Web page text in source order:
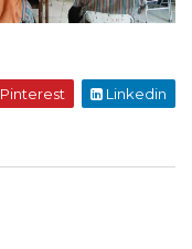
Pinterest Linkedin